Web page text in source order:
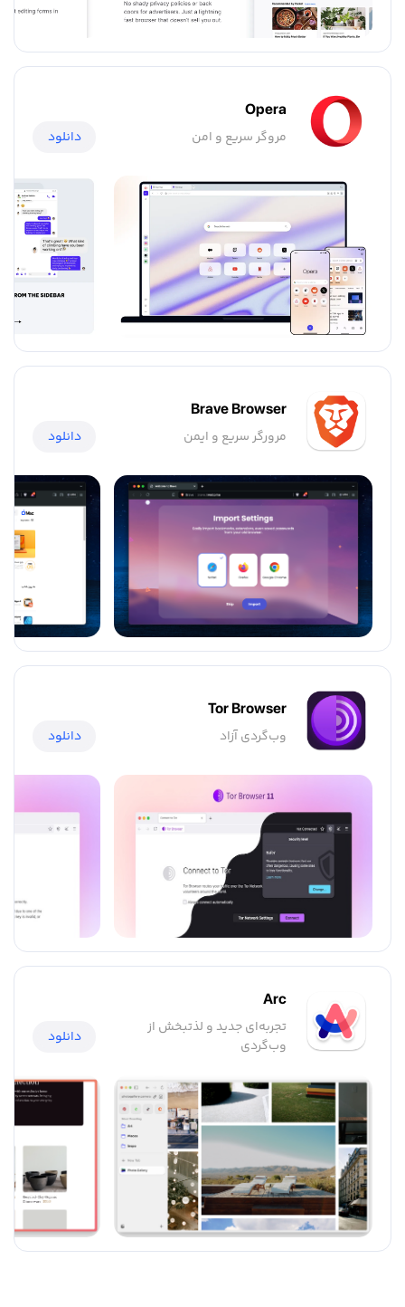
Opera
مروگر سریع و امن دانلود
Brave Browser
مرورگر سریع و ایمن دانلود
Tor Browser
وب‌گردی آزاد دانلود
Arc
تجربه‌ای جدید و لذتبخش از
وب‌گردی
دانلود